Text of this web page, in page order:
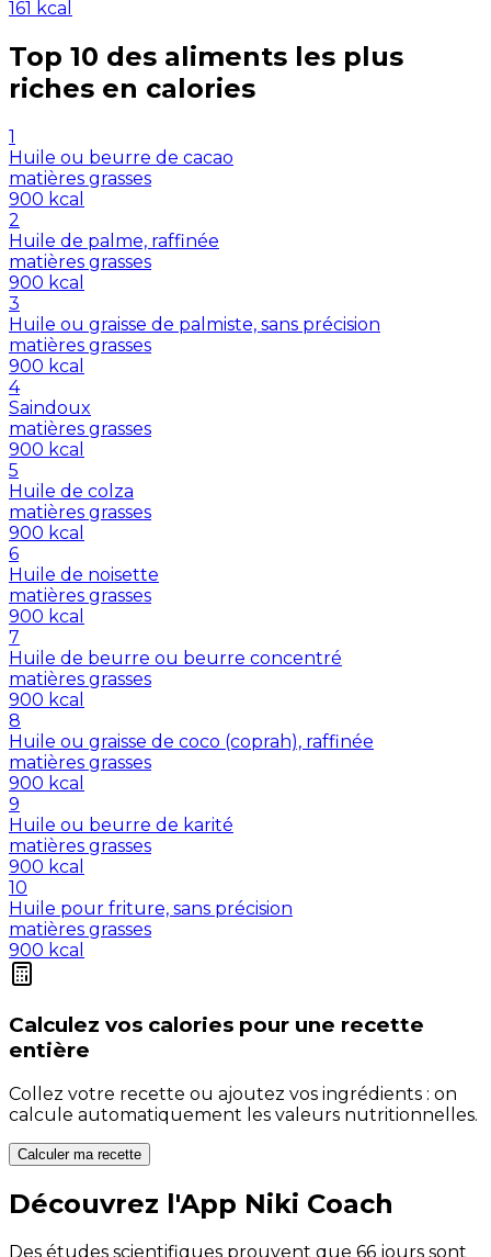
161 kcal
Top 10 des aliments les plus
riches en calories
1
Huile ou beurre de cacao
matières grasses
900 kcal
2
Huile de palme, raffinée
matières grasses
900 kcal
3
Huile ou graisse de palmiste, sans précision
matières grasses
900 kcal
4
Saindoux
matières grasses
900 kcal
5
Huile de colza
matières grasses
900 kcal
6
Huile de noisette
matières grasses
900 kcal
7
Huile de beurre ou beurre concentré
matières grasses
900 kcal
8
Huile ou graisse de coco (coprah), raffinée
matières grasses
900 kcal
9
Huile ou beurre de karité
matières grasses
900 kcal
10
Huile pour friture, sans précision
matières grasses
900 kcal
Calculez vos calories pour une recette
entière
Collez votre recette ou ajoutez vos ingrédients : on
calcule automatiquement les valeurs nutritionnelles.
Calculer ma recette
Découvrez l'App Niki Coach
Des études scientifiques prouvent que 66 jours sont